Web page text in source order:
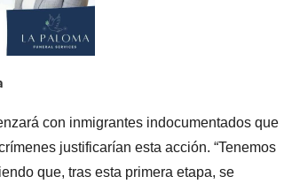
con inmigrantes indocumentados que
justificarían esta acción. “Tenemos
que, tras esta primera etapa, se